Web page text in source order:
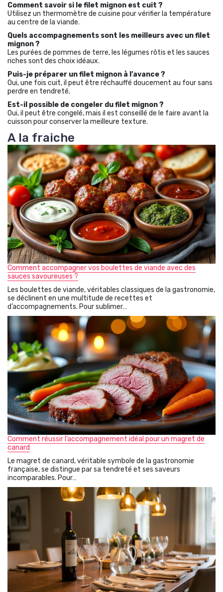
Comment savoir si le filet mignon est cuit ?
Utilisez un thermomètre de cuisine pour vérifier la température
au centre de la viande.
Quels accompagnements sont les meilleurs avec un filet
mignon ?
Les purées de pommes de terre, les légumes rôtis et les sauces
riches sont des choix idéaux.
Puis-je préparer un filet mignon à l’avance ?
Oui, une fois cuit, il peut être réchauffé doucement au four sans
perdre en tendreté.
Est-il possible de congeler du filet mignon ?
Oui, il peut être congelé, mais il est conseillé de le faire avant la
cuisson pour conserver la meilleure texture.
A la fraiche
Comment accompagner vos boulettes de viande avec des
sauces savoureuses ?
Les boulettes de viande, véritables classiques de la gastronomie,
se déclinent en une multitude de recettes et
d’accompagnements. Pour sublimer…
Comment réussir l’accompagnement idéal pour un magret de
canard
Le magret de canard, véritable symbole de la gastronomie
française, se distingue par sa tendreté et ses saveurs
incomparables. Pour…